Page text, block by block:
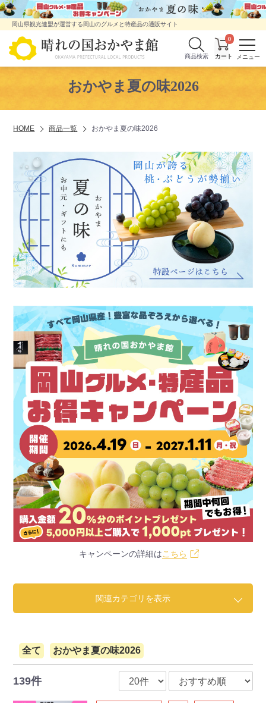
岡山県観光連盟が運営する岡山のグルメと特産品の通販サイト
商品検索
0
おかやま夏の味2026
HOME 商品一覧 おかやま夏の味2026
キャンペーンの詳細はこちら
関連カテゴリを表示
全て おかやま夏の味2026
139件